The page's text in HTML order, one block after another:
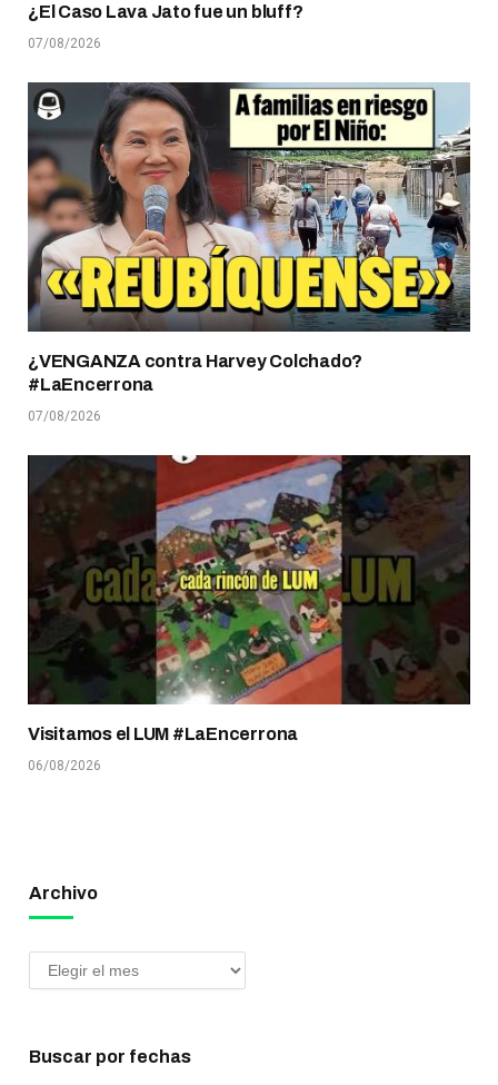
¿El Caso Lava Jato fue un bluff?
07/08/2026
¿VENGANZA contra Harvey Colchado?
#LaEncerrona
07/08/2026
Visitamos el LUM #LaEncerrona
06/08/2026
Archivo
Buscar por fechas